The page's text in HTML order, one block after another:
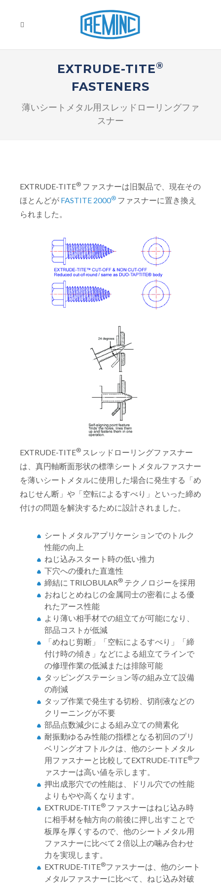
EXTRUDE-TITE®
FASTENERS
薄いシートメタル用スレッドローリングファ
スナー
EXTRUDE-TITE® ファスナーは旧製品で、現在その
ほとんどが FASTITE 2000® ファスナーに置き換え
られました。
EXTRUDE-TITE® スレッドローリングファスナー
は、真円軸断面形状の標準シートメタルファスナー
を薄いシートメタルに使用した場合に発生する「め
ねじせん断」や「空転によるすべり」といった締め
付けの問題を解決するために設計されました。
シートメタルアプリケーションでのトルク
性能の向上
ねじ込みスタート時の低い推力
下穴への優れた直進性
締結に TRILOBULAR® テクノロジーを採用
おねじとめねじの金属同士の密着による優
れたアース性能
より薄い相手材での組立てが可能になり、
部品コストが低減
「めねじ剪断」「空転によるすべり」「締
付け時の傾き」などによる組立てラインで
の修理作業の低減または排除可能
タッピングステーション等の組み立て設備
の削減
タップ作業で発生する切粉、切削液などの
クリーニングが不要
部品点数減少による組み立ての簡素化
耐振動ゆるみ性能の指標となる初回のプリ
ベリングオフトルクは、他のシートメタル
用ファスナーと比較してEXTRUDE-TITE®フ
ァスナーは高い値を示します。
押出成形穴での性能は、ドリル穴での性能
よりもやや高くなります。
EXTRUDE-TITE® ファスナーはねじ込み時
に相手材を軸方向の前後に押し出すことで
板厚を厚くするので、他のシートメタル用
ファスナーに比べて 2 倍以上の噛み合わせ
力を実現します。
EXTRUDE-TITE®ファスナーは、他のシート
メタルファスナーに比べて、ねじ込み対破